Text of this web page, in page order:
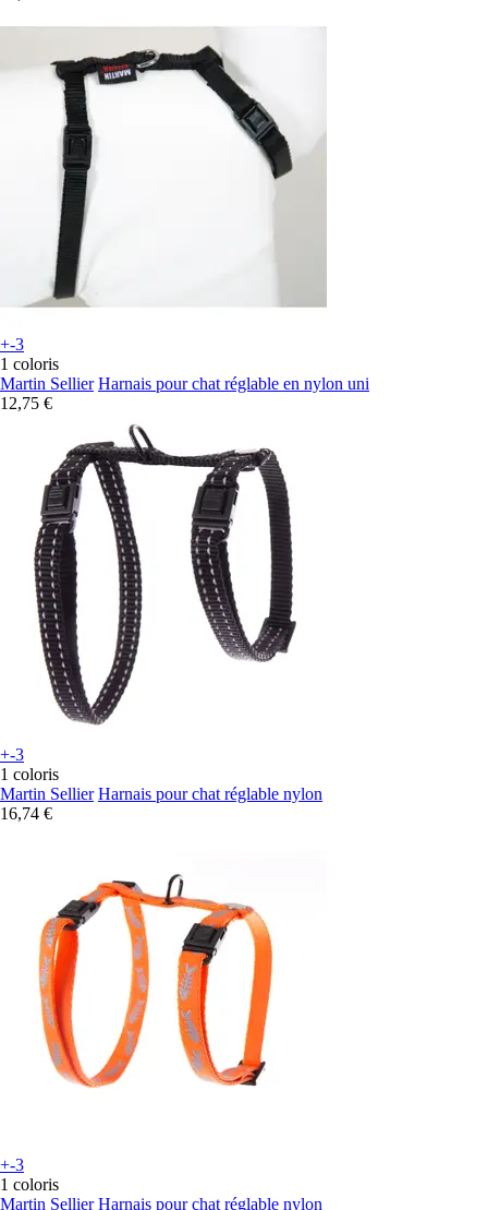
+-3
1 coloris
Martin Sellier Harnais pour chat réglable en nylon uni
12,75 €
+-3
1 coloris
Martin Sellier Harnais pour chat réglable nylon
16,74 €
+-3
1 coloris
Martin Sellier Harnais pour chat réglable nylon